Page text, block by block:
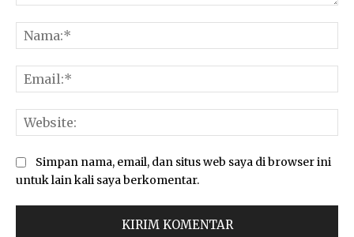
Simpan nama, email, dan situs web saya di browser ini
untuk lain kali saya berkomentar.